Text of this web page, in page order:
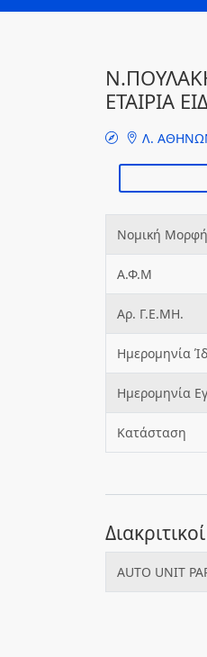
ΕΤΑΙΡΙΑ
Λ.
Νομική Μορφή
Α.Φ.Μ
Αρ. Γ.Ε.ΜΗ.
Ημερομηνία
Ημερομηνία
Κατάσταση
AUTO UNIT